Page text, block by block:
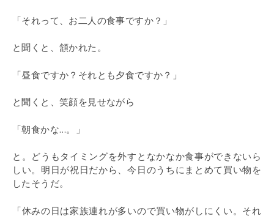
「それって、お二人の食事ですか？」
と聞くと、頷かれた。
「昼食ですか？それとも夕食ですか？」
と聞くと、笑顔を見せながら
「朝食かな…。」
と。どうもタイミングを外すとなかなか食事ができないら
しい。明日が祝日だから、今日のうちにまとめて買い物を
したそうだ。
「休みの日は家族連れが多いので買い物がしにくい。それ